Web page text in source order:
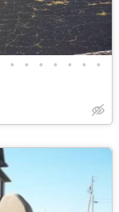
• • • • • • •